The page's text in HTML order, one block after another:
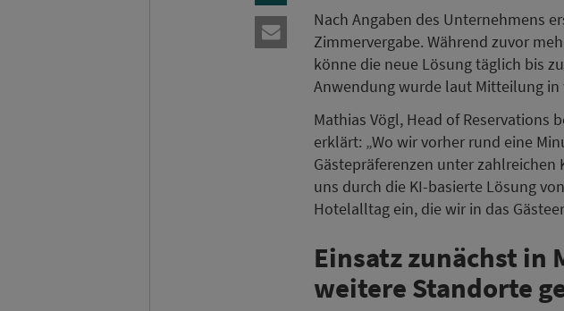
Nach Angaben des Unternehmens
Zimmervergabe. Während zuvor
könne die neue Lösung täglich bis zu
Anwendung wurde laut Mitteilung
Mathias Vögl, Head of Reservations
erklärt: „Wo wir vorher rund eine
Gästepräferenzen unter
uns durch die KI-basierte Lösung
Hotelalltag ein, die wir in das
Einsatz zunächst in
weitere Standorte